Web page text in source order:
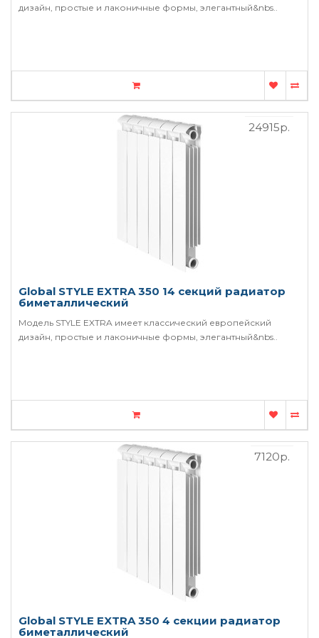
дизайн, простые и лаконичные формы, элегантный&nbs..
Global STYLE EXTRA 350 14 секций радиатор
биметаллический
Модель STYLE EXTRA имеет классический европейский
дизайн, простые и лаконичные формы, элегантный&nbs..
24915р.
Global STYLE EXTRA 350 4 секции радиатор
биметаллический
7120р.